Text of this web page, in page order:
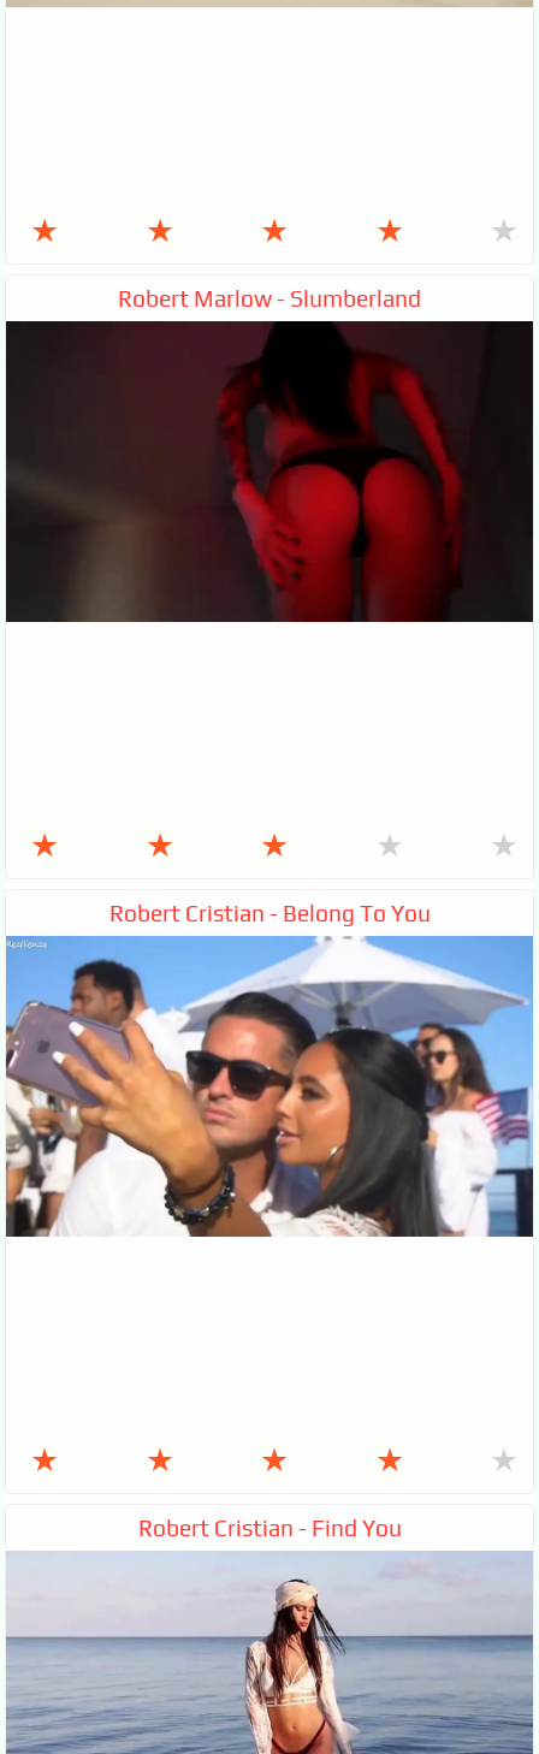
★ ★ ★ ★ ★
Robert Marlow - Slumberland
★ ★ ★ ★ ★
Robert Cristian - Belong To You
★ ★ ★ ★ ★
Robert Cristian - Find You